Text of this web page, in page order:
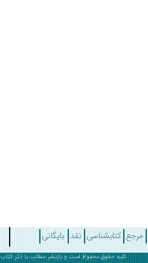
مرجع کتابشناسی نقد بایگانی
کلیه حقوق محفوظ است و بازنشر مطالب با ذکر کتاب